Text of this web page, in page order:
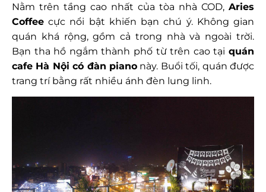
Nằm trên tầng cao nhất của tòa nhà COD, Aries
Coffee cực nổi bật khiến bạn chú ý. Không gian
quán khá rộng, gồm cả trong nhà và ngoài trời.
Bạn tha hồ ngắm thành phố từ trên cao tại quán
cafe Hà Nội có đàn piano này. Buổi tối, quán được
trang trí bằng rất nhiều ánh đèn lung linh.